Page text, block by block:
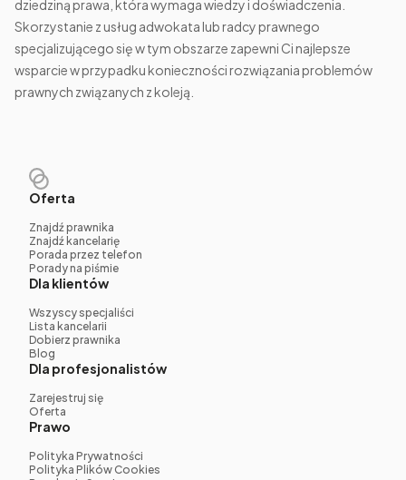
dziedziną prawa, która wymaga wiedzy i doświadczenia.
Skorzystanie z usług adwokata lub radcy prawnego
specjalizującego się w tym obszarze zapewni Ci najlepsze
wsparcie w przypadku konieczności rozwiązania problemów
prawnych związanych z koleją.
Oferta
Znajdź prawnika
Znajdź kancelarię
Porada przez telefon
Porady na piśmie
Dla klientów
Wszyscy specjaliści
Lista kancelarii
Dobierz prawnika
Blog
Dla profesjonalistów
Zarejestruj się
Oferta
Prawo
Polityka Prywatności
Polityka Plików Cookies